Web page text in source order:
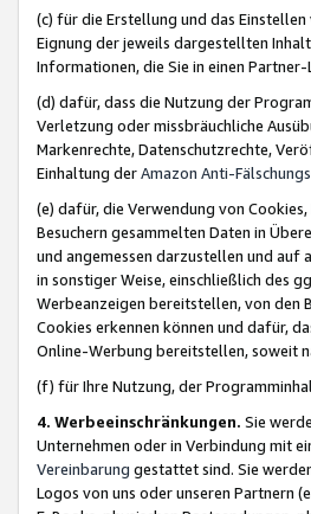
(c) für die Erstellung und das
Eignung der jeweils dargestellten
Informationen, die Sie in einen
(d) dafür, dass die Nutzung der
Verletzung oder missbräuchliche
Markenrechte, Datenschutzrechte,
Einhaltung derAmazon Anti-
(e) dafür, die Verwendung von
Besuchern gesammelten Daten in
und angemessen darzustellen und auf
in sonstiger Weise, einschließlich des
Werbeanzeigen bereitstellen, von den
Cookies erkennen können und dafür,
Online-Werbung bereitstellen, soweit
(f) für Ihre Nutzung, der
4. Werbeeinschränkungen. Sie
Unternehmen oder in Verbindung mit
Vereinbarung gestattet sind. Sie
Logos von uns oder unseren Partnern